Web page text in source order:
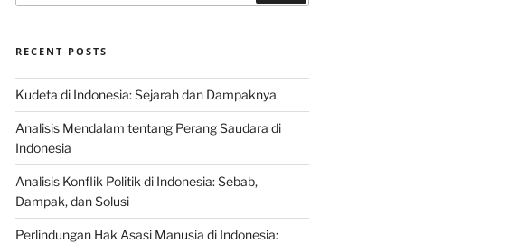
RECENT POSTS
Kudeta di Indonesia: Sejarah dan Dampaknya
Analisis Mendalam tentang Perang Saudara di
Indonesia
Analisis Konflik Politik di Indonesia: Sebab,
Dampak, dan Solusi
Perlindungan Hak Asasi Manusia di Indonesia: